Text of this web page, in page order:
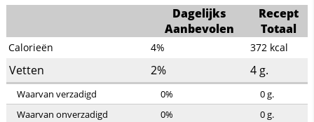
Dagelijks
Aanbevolen
Recept
Totaal
Calorieën 4% 372 kcal
Vetten 2% 4 g.
Waarvan verzadigd 0% 0g.
Waarvan onverzadigd
0% 0g.